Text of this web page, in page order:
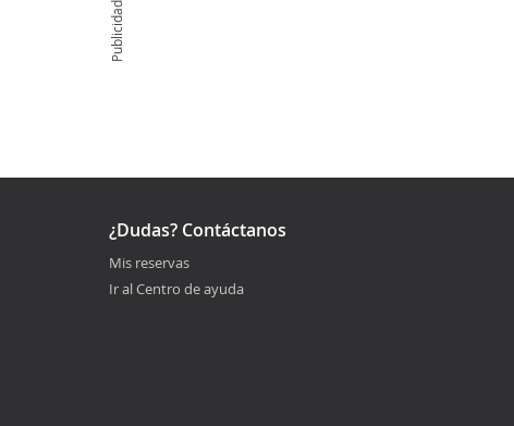
Publicidad
¿Dudas? Contáctanos
Mis reservas
Ir al Centro de ayuda